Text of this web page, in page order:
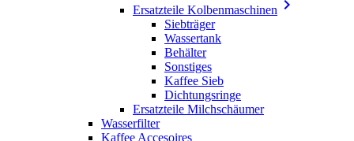
Ersatzteile Kolbenmaschinen 
Siebträger
Wassertank
Behälter
Sonstiges
Kaffee Sieb
Dichtungsringe
Ersatzteile Milchschäumer
Wasserfilter
Kaffee Accesoires